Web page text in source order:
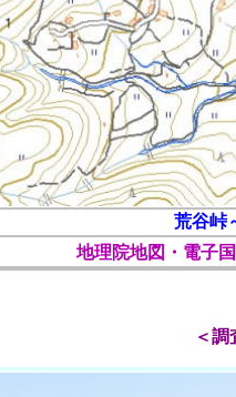
荒谷峠
地理院地図・電子
＜